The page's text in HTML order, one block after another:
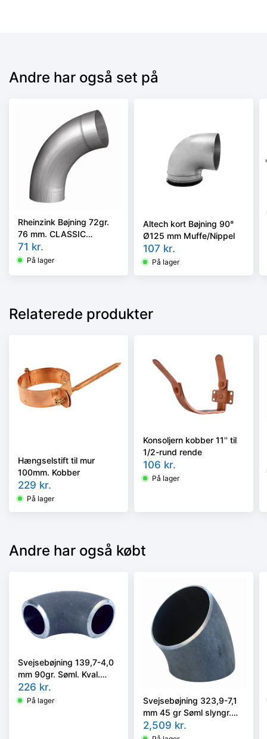
Andre har også set på
Rheinzink Bøjning 72gr.
76 mm. CLASSIC
walzblank - Tages ikke
retur -
71 kr.
På lager
Altech kort Bøjning 90°
Ø125 mm Muffe/Nippel
107 kr.
På lager
Relaterede produkter
Hængselstift til mur
100mm. Kobber
229 kr.
På lager
Konsoljern kobber 11'' til
1/2-rund rende
106 kr.
På lager
Andre har også købt
Svejsebøjning 139,7-4,0
mm 90gr. Søml. Kval.
P235GH, EN 10253-2
type A, 3D
226 kr.
På lager
Svejsebøjning 323,9-7,1
mm 45 gr Søml slyngr.
fasede kval EN10253-2,
Type A, P235GH, 3D
2,509 kr.